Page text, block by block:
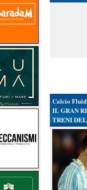
Calcio
IL GRAN
TRENI